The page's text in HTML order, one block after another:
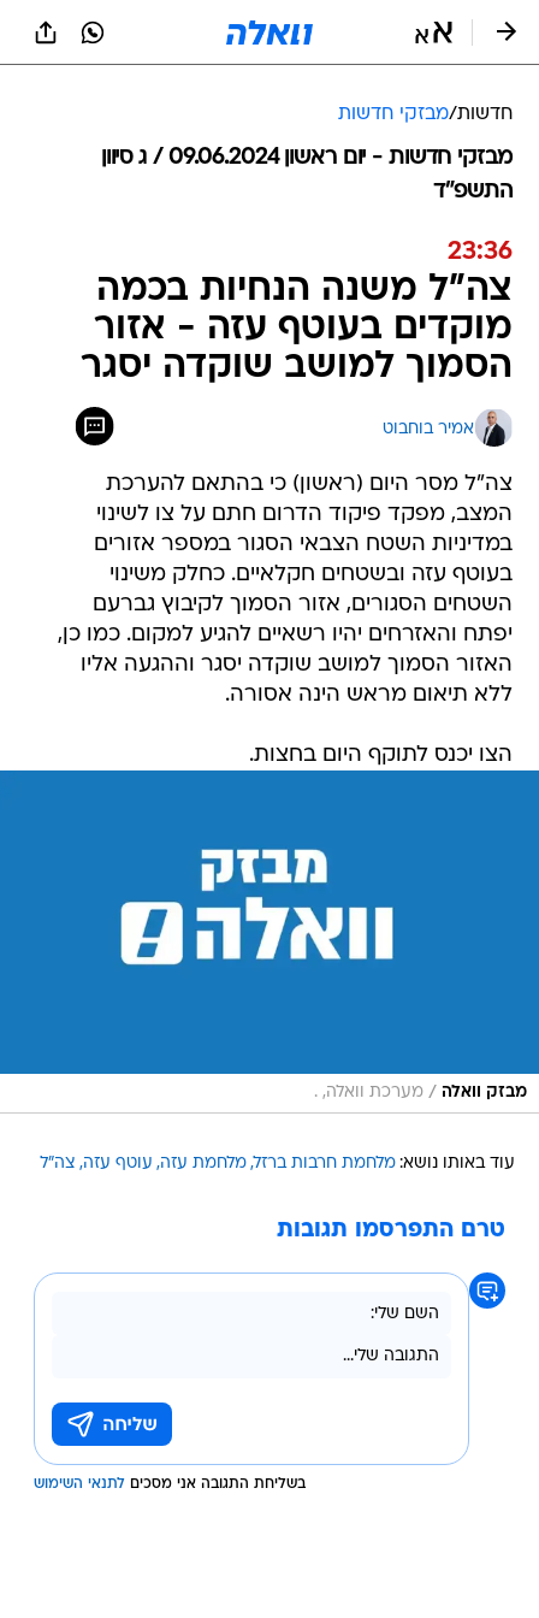
חדשות/מבזקי חדשות
מבזקי חדשות - יום ראשון 09.06.2024 / ג סיוון
התשפ"ד
23:36
צה"ל משנה הנחיות בכמה
מוקדים בעוטף עזה - אזור
הסמוך למושב שוקדה יסגר
אמיר בוחבוט
צה"ל מסר היום (ראשון) כי בהתאם להערכת
המצב, מפקד פיקוד הדרום חתם על צו לשינוי
במדיניות השטח הצבאי הסגור במספר אזורים
בעוטף עזה ובשטחים חקלאיים. כחלק משינוי
השטחים הסגורים, אזור הסמוך לקיבוץ גברעם
יפתח והאזרחים יהיו רשאיים להגיע למקום. כמו כן,
האזור הסמוך למושב שוקדה יסגר וההגעה אליו
ללא תיאום מראש הינה אסורה.
הצו יכנס לתוקף היום בחצות.
מבזק וואלה / מערכת וואלה, .
עוד באותו נושא: מלחמת חרבות ברזל מלחמת עזה עוטף עזה צה"ל
טרם התפרסמו תגובות
בשליחת התגובה אני מסכים לתנאי השימוש